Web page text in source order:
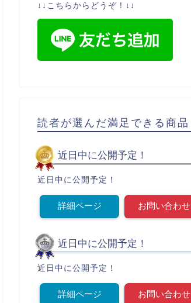
↓↓こちらからどうぞ！↓↓
読者が選んだ満足できる商品
近日中に公開予定！
近日中に公開予定！
詳細ページ お問い合わせ
近日中に公開予定！
近日中に公開予定！
詳細ページ お問い合わせ